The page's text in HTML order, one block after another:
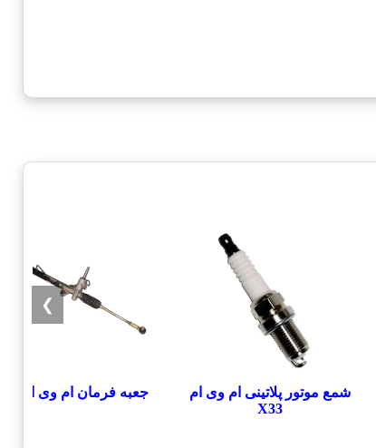
شمع موتور پلاتینی ام وی ام
X33
جعبه فرمان ام وی ام X33
❯